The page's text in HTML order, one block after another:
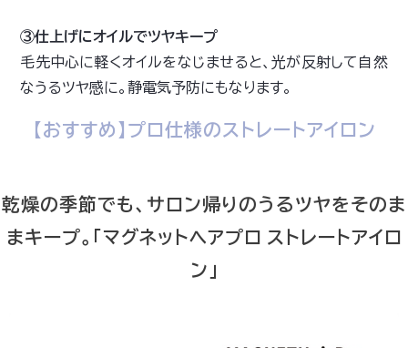
③仕上げにオイルでツヤキープ
毛先中心に軽くオイルをなじませると、光が反射して自然
なうるツヤ感に。静電気予防にもなります。
【おすすめ】プロ仕様のストレートアイロン
乾燥の季節でも、サロン帰りのうるツヤをそのま
まキープ。「マグネットヘアプロ ストレートアイロ
ン」